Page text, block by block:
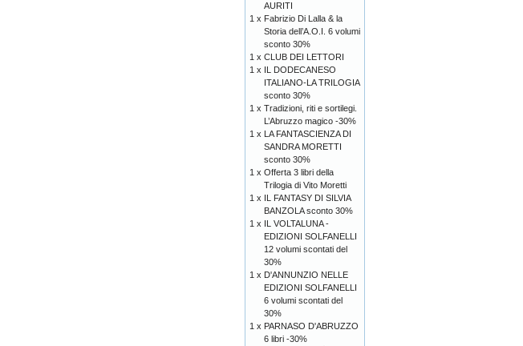
AURITI
1 x Fabrizio Di Lalla & la
Storia dell’A.O.I. 6 volumi
sconto 30%
1 x CLUB DEI LETTORI
1 x IL DODECANESO
ITALIANO-LA TRILOGIA
sconto 30%
1 x Tradizioni, riti e sortilegi.
L’Abruzzo magico -30%
1 x LA FANTASCIENZA DI
SANDRA MORETTI
sconto 30%
1 x Offerta 3 libri della
Trilogia di Vito Moretti
1 x IL FANTASY DI SILVIA
BANZOLA sconto 30%
1 x IL VOLTALUNA -
EDIZIONI SOLFANELLI
12 volumi scontati del
30%
1 x D'ANNUNZIO NELLE
EDIZIONI SOLFANELLI
6 volumi scontati del
30%
1 x PARNASO D'ABRUZZO
6 libri -30%